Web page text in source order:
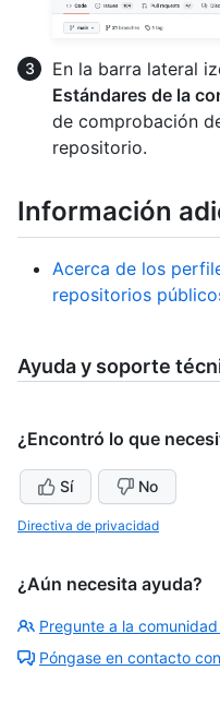
En la barra lateral
Estándares de la
de comprobación
repositorio.
Información
Acerca de los
repositorios
Ayuda y soporte
¿Encontró lo que
Sí No
Directiva de privacidad
¿Aún necesita ayuda?
Pregunte a la
Póngase en contacto